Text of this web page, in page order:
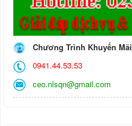
Chương Trình Khuyến Mãi
0941.44.53.53
ceo.nlsqn@gmail.com